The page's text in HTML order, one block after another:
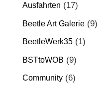
Ausfahrten (17)
Beetle Art Galerie(9)
BeetleWerk35(1)
BSTtoWOB (9)
Community(6)